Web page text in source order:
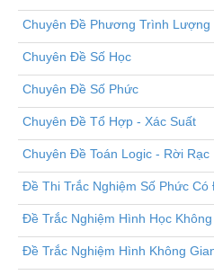
Chuyên Đề Phương Trình Lượng
Chuyên Đề Số Học
Chuyên Đề Số Phức
Chuyên Đề Tổ Hợp - Xác Suất
Chuyên Đề Toán Logic - Rời Rạc
Đề Thi Trắc Nghiệm Số Phức Có
Đề Trắc Nghiệm Hình Học
Đề Trắc Nghiệm Hình Không